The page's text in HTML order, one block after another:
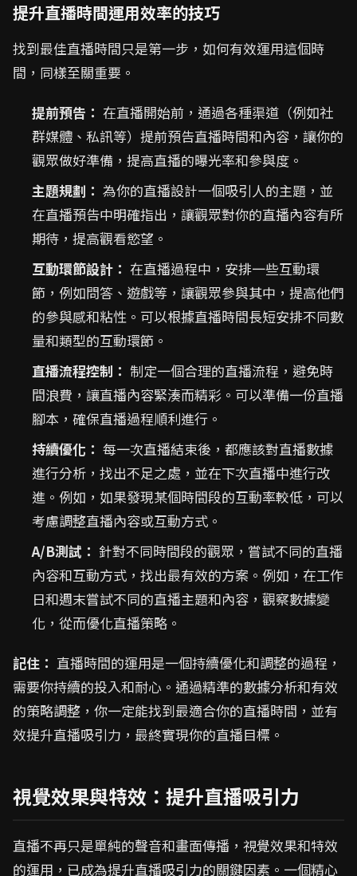
提升直播時間運用效率的技巧
找到最佳直播時間只是第一步，如何有效運用這個時
間，同樣至關重要。
提前預告： 在直播開始前，通過各種渠道（例如社
群媒體、私訊等）提前預告直播時間和內容，讓你的
觀眾做好準備，提高直播的曝光率和參與度。
主題規劃： 為你的直播設計一個吸引人的主題，並
在直播預告中明確指出，讓觀眾對你的直播內容有所
期待，提高觀看慾望。
互動環節設計： 在直播過程中，安排一些互動環
節，例如問答、遊戲等，讓觀眾參與其中，提高他們
的參與感和粘性。可以根據直播時間長短安排不同數
量和類型的互動環節。
直播流程控制： 制定一個合理的直播流程，避免時
間浪費，讓直播內容緊湊而精彩。可以準備一份直播
腳本，確保直播過程順利進行。
持續優化： 每一次直播結束後，都應該對直播數據
進行分析，找出不足之處，並在下次直播中進行改
進。例如，如果發現某個時間段的互動率較低，可以
考慮調整直播內容或互動方式。
A/B測試： 針對不同時間段的觀眾，嘗試不同的直播
內容和互動方式，找出最有效的方案。例如，在工作
日和週末嘗試不同的直播主題和內容，觀察數據變
化，從而優化直播策略。
記住： 直播時間的運用是一個持續優化和調整的過程，
需要你持續的投入和耐心。通過精準的數據分析和有效
的策略調整，你一定能找到最適合你的直播時間，並有
效提升直播吸引力，最終實現你的直播目標。
視覺效果與特效：提升直播吸引力
直播不再只是單純的聲音和畫面傳播，視覺效果和特效
的運用，已成為提升直播吸引力的關鍵因素。一個精心